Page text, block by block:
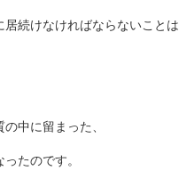
続けなければならないことは
中に留まった、
たのです。